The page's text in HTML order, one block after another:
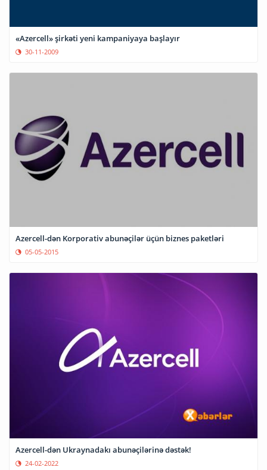
«Azercell» şirkəti yeni kampaniyaya başlayır
30-11-2009
Azercell-dən Korporativ abunəçilər üçün biznes paketləri
05-05-2015
Azercell-dən Ukraynadakı abunəçilərinə dəstək!
24-02-2022